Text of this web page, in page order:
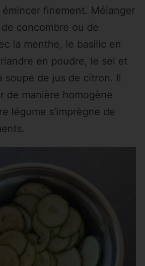
finement. Mélanger
concombre ou de
la menthe, le basilic en
en poudre, le sel et
soupe de jus de citron. Il
de manière homogène
légume s’imprègne de